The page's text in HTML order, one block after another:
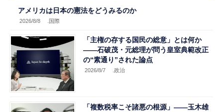
アメリカは日本の憲法をどうみるのか
2026/8/8 .国際
「主権の存する国民の総意」とは何か
――石破茂・元総理が問う皇室典範改正
の“素通り”された論点
2026/8/7 .政治
「複数税率こそ諸悪の根源」――玉木雄